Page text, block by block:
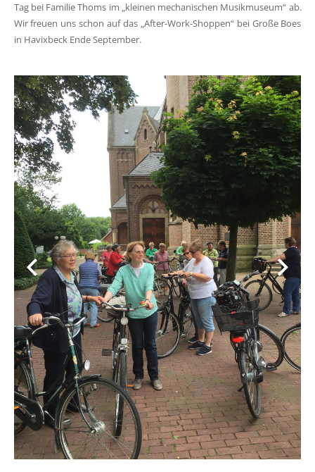
Tag bei Familie Thoms im „kleinen mechanischen Musikmuseum“ ab.
Wir freuen uns schon auf das „After-Work-Shoppen“ bei Große Boes
in Havixbeck Ende September.